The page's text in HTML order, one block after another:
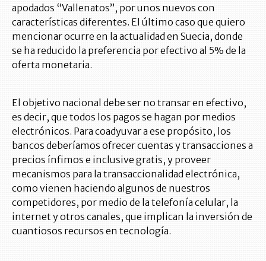
apodados “Vallenatos”, por unos nuevos con
características diferentes. El último caso que quiero
mencionar ocurre en la actualidad en Suecia, donde
se ha reducido la preferencia por efectivo al 5% de la
oferta monetaria.
El objetivo nacional debe ser no transar en efectivo,
es decir, que todos los pagos se hagan por medios
electrónicos. Para coadyuvar a ese propósito, los
bancos deberíamos ofrecer cuentas y transacciones a
precios ínfimos e inclusive gratis, y proveer
mecanismos para la transaccionalidad electrónica,
como vienen haciendo algunos de nuestros
competidores, por medio de la telefonía celular, la
internet y otros canales, que implican la inversión de
cuantiosos recursos en tecnología.